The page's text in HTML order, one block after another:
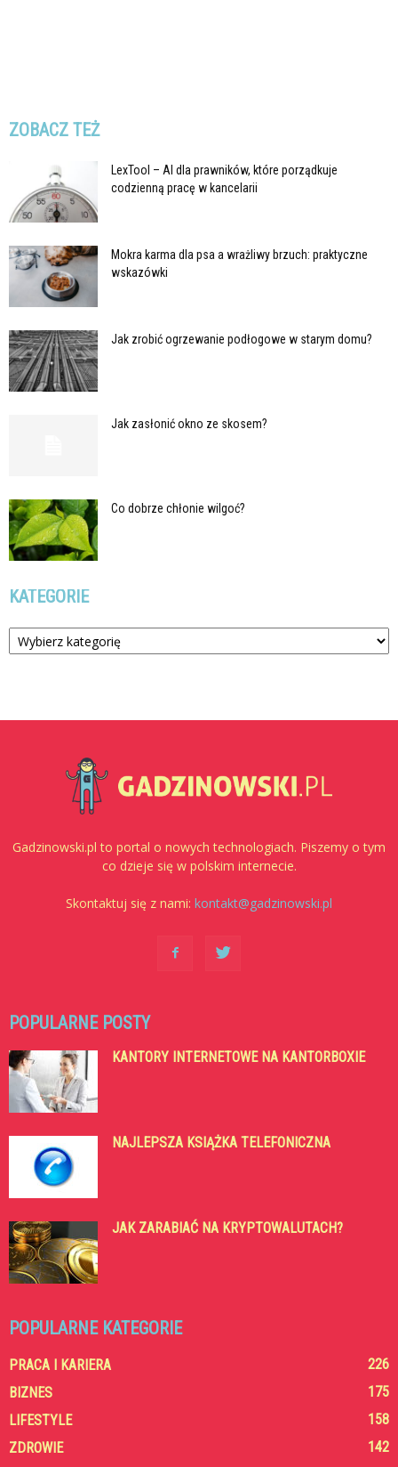
ZOBACZ TEŻ
LexTool – AI dla prawników, które porządkuje
codzienną pracę w kancelarii
Mokra karma dla psa a wrażliwy brzuch: praktyczne
wskazówki
Jak zrobić ogrzewanie podłogowe w starym domu?
Jak zasłonić okno ze skosem?
Co dobrze chłonie wilgoć?
KATEGORIE
Kategorie
Gadzinowski.pl to portal o nowych technologiach. Piszemy o tym
co dzieje się w polskim internecie.
Skontaktuj się z nami: kontakt@gadzinowski.pl
POPULARNE POSTY
KANTORY INTERNETOWE NA KANTORBOXIE
NAJLEPSZA KSIĄŻKA TELEFONICZNA
JAK ZARABIAĆ NA KRYPTOWALUTACH?
POPULARNE KATEGORIE
PRACA I KARIERA
226
BIZNES
175
LIFESTYLE
158
ZDROWIE
142